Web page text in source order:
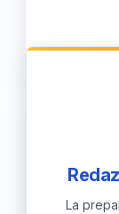
narrare
su
La